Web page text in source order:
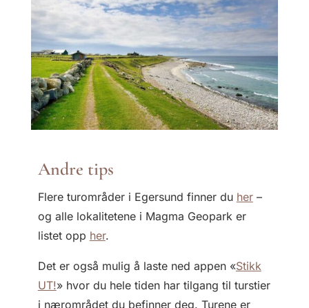
Andre tips
Flere turområder i Egersund finner du her–
og alle lokalitetene i Magma Geopark er
listet opp her.
Det er også mulig å laste ned appen «Stikk
UT!» hvor du hele tiden har tilgang til turstier
i nærområdet du befinner deg. Turene er